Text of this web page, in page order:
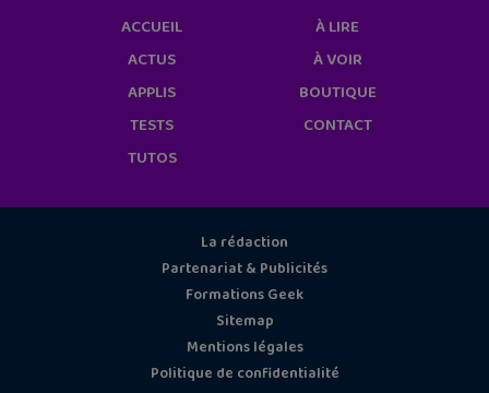
ACCUEIL
ACTUS
APPLIS
TESTS
TUTOS
À LIRE
À VOIR
BOUTIQUE
CONTACT
La rédaction
Partenariat & Publicités
Formations Geek
Sitemap
Mentions légales
Politique de confidentialité